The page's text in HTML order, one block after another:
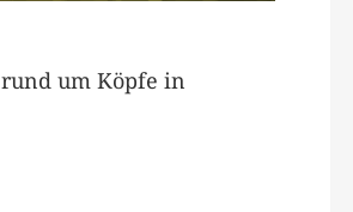
rund um Köpfe in